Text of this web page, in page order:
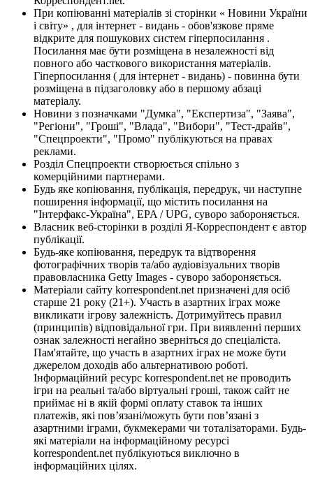
При копіюванні матеріалів зі сторінки « Новини України
і світу» , для інтернет - видань - обов'язкове пряме
відкрите для пошукових систем гіперпосилання .
Посилання має бути розміщена в незалежності від
повного або часткового використання матеріалів.
Гіперпосилання ( для інтернет - видань) - повинна бути
розміщена в підзаголовку або в першому абзаці
матеріалу.
Новини з позначками "Думка", "Експертиза", "Заява",
"Регіони", "Гроші", "Влада", "Вибори", "Тест-драйв",
"Спецпроекти", "Промо" публікуються на правах
реклами.
Розділ Спецпроекти створюється спільно з
комерційними партнерами.
Будь яке копіювання, публікація, передрук, чи наступне
поширення інформації, що містить посилання на
"Інтерфакс-Україна", EPA / UPG, суворо забороняється.
Власник веб-сторінки в розділі Я-Корреспондент є автор
публікації.
Будь-яке копіювання, передрук та відтворення
фотографічних творів та/або аудіовізуальних творів
правовласника Getty Images - суворо забороняється.
Матеріали сайту korrespondent.net призначені для осіб
старше 21 року (21+). Участь в азартних іграх може
викликати ігрову залежність. Дотримуйтесь правил
(принципів) відповідальної гри. При виявленні перших
ознак залежності негайно зверніться до спеціаліста.
Пам'ятайте, що участь в азартних іграх не може бути
джерелом доходів або альтернативою роботі.
Інформаційний ресурс korrespondent.net не проводить
ігри на реальні та/або віртуальні гроші, також сайт не
приймає ні в якій формі оплату ставок та інших
платежів, які пов’язані/можуть бути пов’язані з
азартними іграми, букмекерами чи тоталізаторами. Будь-
які матеріали на інформаційному ресурсі
korrespondent.net публікуються виключно в
інформаційних цілях.